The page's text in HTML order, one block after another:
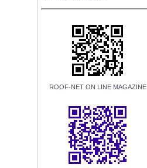
ROOF-NET ON LINE MAGAZINE